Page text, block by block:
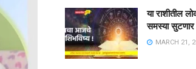
या राशीतील
समस्या
MARCH 21,